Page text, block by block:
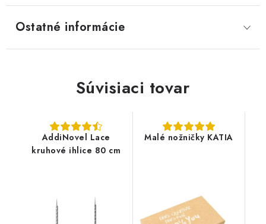
Ostatné informácie
Súvisiaci tovar
AddiNovel Lace
kruhové ihlice 80 cm
Malé nožničky KATIA